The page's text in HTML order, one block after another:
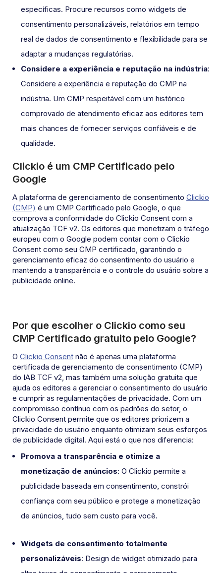
específicas. Procure recursos como widgets de
consentimento personalizáveis, relatórios em tempo
real de dados de consentimento e flexibilidade para se
adaptar a mudanças regulatórias.
Considere a experiência e reputação na indústria:
Considere a experiência e reputação do CMP na
indústria. Um CMP respeitável com um histórico
comprovado de atendimento eficaz aos editores tem
mais chances de fornecer serviços confiáveis e de
qualidade.
Clickio é um CMP Certificado pelo
Google
A plataforma de gerenciamento de consentimento Clickio
(CMP) é um CMP Certificado pelo Google, o que
comprova a conformidade do Clickio Consent com a
atualização TCF v2. Os editores que monetizam o tráfego
europeu com o Google podem contar com o Clickio
Consent como seu CMP certificado, garantindo o
gerenciamento eficaz do consentimento do usuário e
mantendo a transparência e o controle do usuário sobre a
publicidade online.
Por que escolher o Clickio como seu
CMP Certificado gratuito pelo Google?
O Clickio Consent não é apenas uma plataforma
certificada de gerenciamento de consentimento (CMP)
do IAB TCF v2, mas também uma solução gratuita que
ajuda os editores a gerenciar o consentimento do usuário
e cumprir as regulamentações de privacidade. Com um
compromisso contínuo com os padrões do setor, o
Clickio Consent permite que os editores priorizem a
privacidade do usuário enquanto otimizam seus esforços
de publicidade digital. Aqui está o que nos diferencia:
Promova a transparência e otimize a
monetização de anúncios: O Clickio permite a
publicidade baseada em consentimento, constrói
confiança com seu público e protege a monetização
de anúncios, tudo sem custo para você.
Widgets de consentimento totalmente
personalizáveis: Design de widget otimizado para